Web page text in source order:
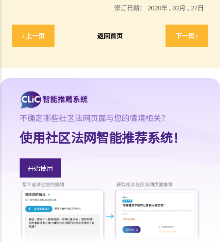
修订日期： 2020年 , 02月 , 27日
‹ 上一页 返回首页 下一页 ›
5. 作为雇主，如果我们的雇员发布了一些诽谤性事情，我们要负上多大
6. C在公众地方大声地向B讲述第三者（A）的不是，有关说话对A构成
诽谤，而C所说的更被人录起，并上载到互联网的一个网站上。在这个
此负上法律责任。但另一方面，当公众在网上听到C的说话后，谁要为
7. 如有一些诽谤性字句或言论，被互联网站使用者放到网站上，该网站
（或其主持人 / 公司）是否要负上诽谤的法律责任？
1. 如果我的文章本来并非针对原告人，但内容只是巧合地看来似是指向
2. 如果我发布了一些诽谤性字句，而有关内容针对一间有限公司，我要
负上诽谤的法律责任吗？如果发布一些针对政府的诽谤性字句，又有何
后果？
损失及赔偿
1. 我的竞争对手一直散播谣言，指我公司供应的货物有瑕疵。这些谣言
不确定哪些社区法网页面与您的情境相关？
使用社区法网智能推荐系统！
开始使用